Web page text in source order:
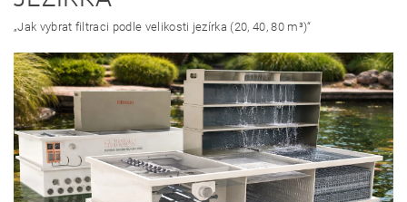
„Jak vybrat filtraci podle velikosti jezírka (20, 40, 80 m³)“